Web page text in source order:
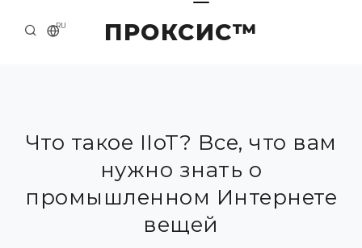
ПРОКСИС™
RU
О КОМПАНИИ
ПРИМЕРЫ И РЕШЕНИЯ
КАТАЛОГ ПРОДУКЦИИ
Что такое IIoT? Все, что вам
нужно знать о
промышленном Интернете
вещей